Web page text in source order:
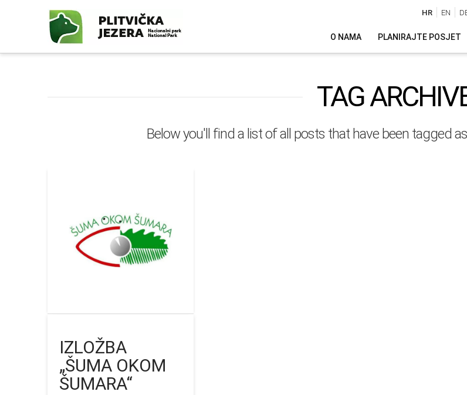
HR EN
O NAMA PLANIRAJTE POSJET
TAG
Below you'll find a list of all posts that have been tagged as
IZLOŽBA
„ŠUMA OKOM
ŠUMARA“